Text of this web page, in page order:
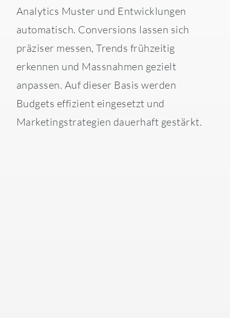
Analytics Muster und Entwicklungen
automatisch. Conversions lassen sich
präziser messen, Trends frühzeitig
erkennen und Massnahmen gezielt
anpassen. Auf dieser Basis werden
Budgets effizient eingesetzt und
Marketingstrategien dauerhaft gestärkt.